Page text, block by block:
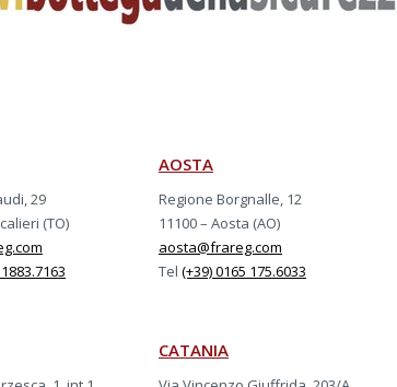
29
(TO)
AOSTA
Regione Borgnalle, 12
11100 – Aosta (AO)
aosta@frareg.com
Tel (+39) 0165 175.6033
CATANIA